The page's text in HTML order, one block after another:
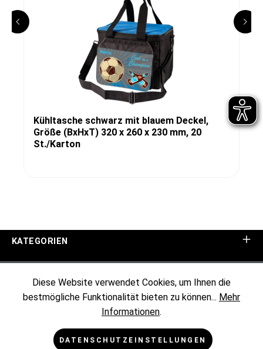
Kühltasche schwarz mit blauem Deckel,
Größe (BxHxT) 320 x 260 x 230 mm, 20
St./Karton
KATEGORIEN
KUNDENINFORMATIONEN
RECHTLICHES
Diese Website verwendet Cookies, um Ihnen die
bestmögliche Funktionalität bieten zu können... Mehr
Informationen.
DATENSCHUTZEINSTELLUNGEN